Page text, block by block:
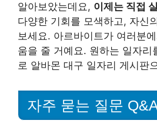
알아보았는데요, 이제는 직접
다양한 기회를 모색하고, 자신
보세요. 아르바이트가 여러분
움을 줄 거예요. 원하는 일자리
로 알바몬 대구 일자리 게시판
자주 묻는 질문